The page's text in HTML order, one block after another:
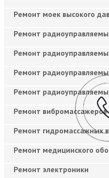
Ремонт моек высокого
Ремонт
Ремонт
Ремонт
Ремонт
Ремонт вибромассажеров
Ремонт гидромассажных
Ремонт медицинского
Ремонт электроники